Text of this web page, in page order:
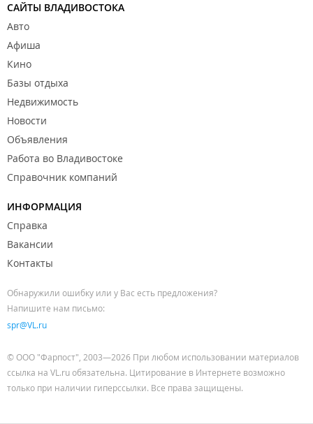
САЙТЫ ВЛАДИВОСТОКА
Авто
Афиша
Кино
Базы отдыха
Недвижимость
Новости
Объявления
Работа во Владивостоке
Справочник компаний
ИНФОРМАЦИЯ
Справка
Вакансии
Контакты
Обнаружили ошибку или у Вас есть предложения?
Напишите нам письмо:
spr@VL.ru
© ООО "Фарпост", 2003—2026 При любом использовании материалов
ссылка на VL.ru обязательна. Цитирование в Интернете возможно
только при наличии гиперссылки. Все права защищены.